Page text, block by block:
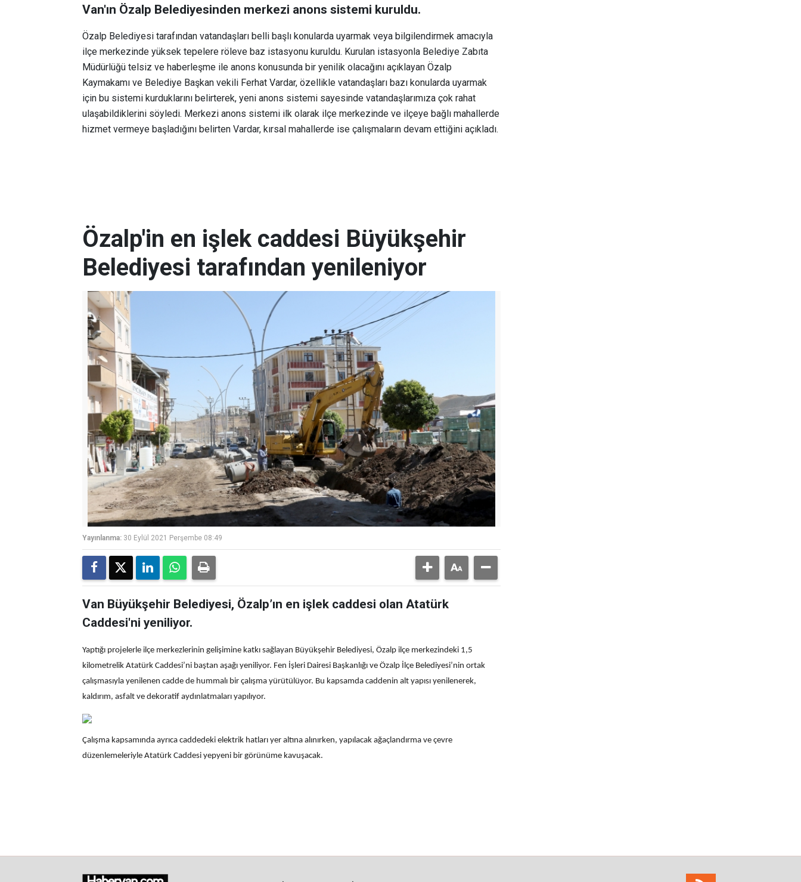
Van'ın Özalp Belediyesinden merkezi anons sistemi kuruldu.
Özalp Belediyesi tarafından vatandaşları belli başlı konularda uyarmak veya bilgilendirmek amacıyla
ilçe merkezinde yüksek tepelere röleve baz istasyonu kuruldu. Kurulan istasyonla Belediye Zabıta
Müdürlüğü telsiz ve haberleşme ile anons konusunda bir yenilik olacağını açıklayan Özalp
Kaymakamı ve Belediye Başkan vekili Ferhat Vardar, özellikle vatandaşları bazı konularda uyarmak
için bu sistemi kurduklarını belirterek, yeni anons sistemi sayesinde vatandaşlarımıza çok rahat
ulaşabildiklerini söyledi. Merkezi anons sistemi ilk olarak ilçe merkezinde ve ilçeye bağlı mahallerde
hizmet vermeye başladığını belirten Vardar, kırsal mahallerde ise çalışmaların devam ettiğini açıkladı.
Özalp'in en işlek caddesi Büyükşehir
Belediyesi tarafından yenileniyor
Yayınlanma: 30 Eylül 2021 Perşembe 08:49
Van Büyükşehir Belediyesi, Özalp’ın en işlek caddesi olan Atatürk
Caddesi'ni yeniliyor.
Yaptığı projelerle ilçe merkezlerinin gelişimine katkı sağlayan Büyükşehir Belediyesi, Özalp ilçe merkezindeki 1,5
kilometrelik Atatürk Caddesi’ni baştan aşağı yeniliyor. Fen İşleri Dairesi Başkanlığı ve Özalp İlçe Belediyesi’nin ortak
çalışmasıyla yenilenen cadde de hummalı bir çalışma yürütülüyor. Bu kapsamda caddenin alt yapısı yenilenerek,
kaldırım, asfalt ve dekoratif aydınlatmaları yapılıyor.
Çalışma kapsamında ayrıca caddedeki elektrik hatları yer altına alınırken, yapılacak ağaçlandırma ve çevre
düzenlemeleriyle Atatürk Caddesi yepyeni bir görünüme kavuşacak.